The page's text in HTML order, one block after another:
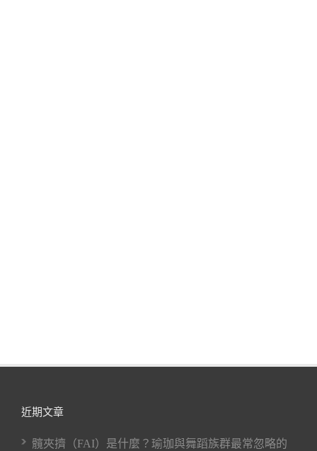
近期文章
髖夾擠（FAI）是什麼？瑜珈與舞蹈族群最常忽略的